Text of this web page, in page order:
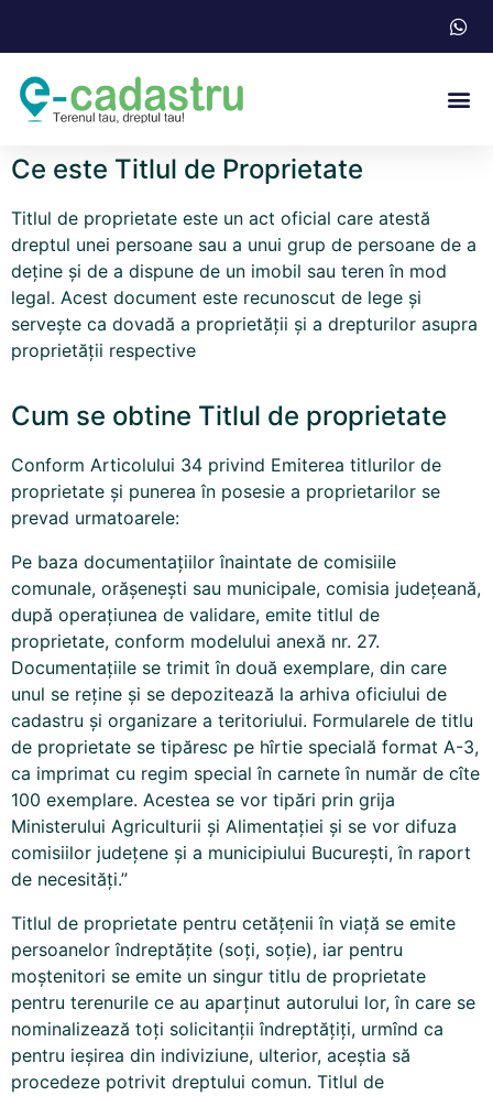
Ce este Titlul de Proprietate
Titlul de proprietate este un act oficial care atestă
dreptul unei persoane sau a unui grup de persoane de a
deține și de a dispune de un imobil sau teren în mod
legal. Acest document este recunoscut de lege și
servește ca dovadă a proprietății și a drepturilor asupra
proprietății respective
Cum se obtine Titlul de proprietate
Conform Articolului 34 privind Emiterea titlurilor de
proprietate şi punerea în posesie a proprietarilor se
prevad urmatoarele:
Pe baza documentaţiilor înaintate de comisiile
comunale, orăşeneşti sau municipale, comisia judeţeană,
după operaţiunea de validare, emite titlul de
proprietate, conform modelului anexă nr. 27.
Documentaţiile se trimit în două exemplare, din care
unul se reţine şi se depozitează la arhiva oficiului de
cadastru şi organizare a teritoriului. Formularele de titlu
de proprietate se tipăresc pe hîrtie specială format A-3,
ca imprimat cu regim special în carnete în număr de cîte
100 exemplare. Acestea se vor tipări prin grija
Ministerului Agriculturii şi Alimentaţiei şi se vor difuza
comisiilor judeţene şi a municipiului Bucureşti, în raport
de necesităţi.”
Titlul de proprietate pentru cetăţenii în viaţă se emite
persoanelor îndreptăţite (soţi, soţie), iar pentru
moştenitori se emite un singur titlu de proprietate
pentru terenurile ce au aparţinut autorului lor, în care se
nominalizează toţi solicitanţii îndreptăţiţi, urmînd ca
pentru ieşirea din indiviziune, ulterior, aceştia să
procedeze potrivit dreptului comun. Titlul de